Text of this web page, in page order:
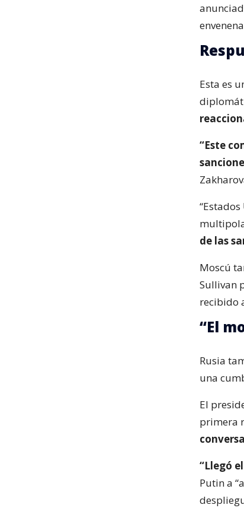
Esta es
“Este
de las
Moscú
Sullivan
recibido
“El
Rusia
una
El
primera
“Llegó
Putin a